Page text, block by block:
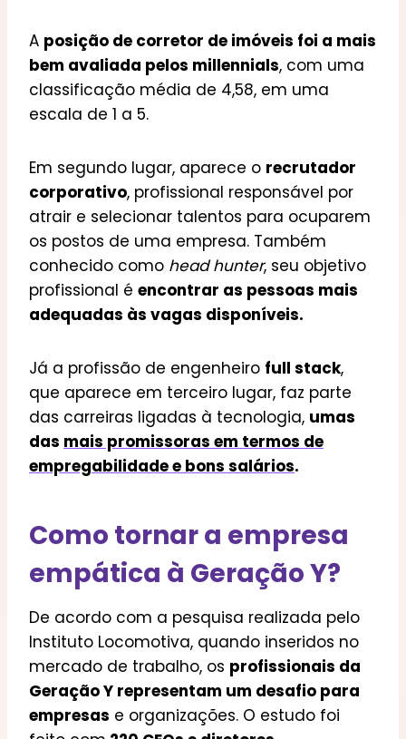
A posição de corretor de imóveis foi a mais
bem avaliada pelos millennials, com uma
classificação média de 4,58, em uma
escala de 1 a 5.
Em segundo lugar, aparece o recrutador
corporativo, profissional responsável por
atrair e selecionar talentos para ocuparem
os postos de uma empresa. Também
conhecido como head hunter, seu objetivo
profissional é encontrar as pessoas mais
adequadas às vagas disponíveis.
Já a profissão de engenheiro full stack,
que aparece em terceiro lugar, faz parte
das carreiras ligadas à tecnologia, umas
das mais promissoras em termos de
empregabilidade e bons salários.
Como tornar a empresa
empática à Geração Y?
De acordo com a pesquisa realizada pelo
Instituto Locomotiva, quando inseridos no
mercado de trabalho, os profissionais da
Geração Y representam um desafio para
empresas e organizações. O estudo foi